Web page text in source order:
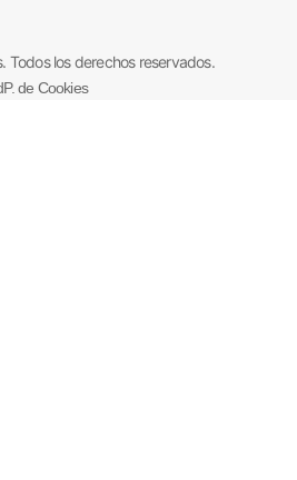
Todos los derechos reservados.
P. de Cookies